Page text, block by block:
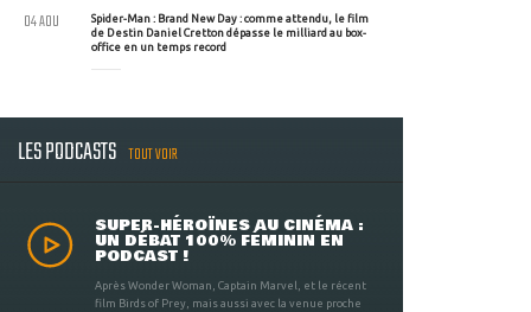
Spider-Man : Brand New Day : comme attendu, le film
de Destin Daniel Cretton dépasse le milliard au box-
office en un temps record
04 AOU
LES PODCASTS TOUT VOIR
SUPER-HÉROÏNES AU CINÉMA :
UN DÉBAT 100% FÉMININ EN
PODCAST !
Après Wonder Woman, Captain Marvel, et le récent
film Birds of Prey, mais aussi avec la venue proche